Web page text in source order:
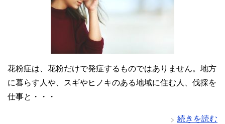
花粉症は、花粉だけで発症するものではありません。地方
に暮らす人や、スギやヒノキのある地域に住む人、伐採を
仕事と・・・
続きを読む